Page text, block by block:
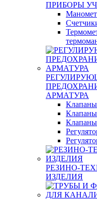
ПРИБОРЫ
АРМАТУРА
Клапаны
РЕЗИНО-
ИЗДЕЛИЯ